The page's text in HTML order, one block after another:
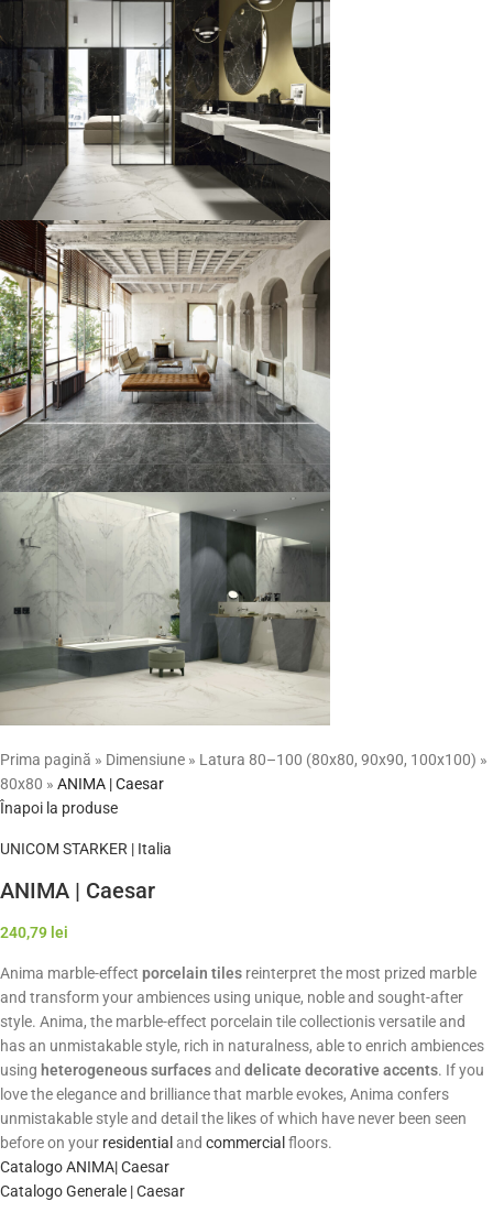
Prima pagină » Dimensiune » Latura 80–100 (80x80, 90x90, 100x100) »
80x80 » ANIMA | Caesar
Înapoi la produse
UNICOM STARKER | Italia
ANIMA | Caesar
240,79 lei
Anima marble-effect porcelain tiles reinterpret the most prized marble
and transform your ambiences using unique, noble and sought-after
style. Anima, the marble-effect porcelain tile collectionis versatile and
has an unmistakable style, rich in naturalness, able to enrich ambiences
using heterogeneous surfacesand delicate decorative accents. If you
love the elegance and brilliance that marble evokes, Anima confers
unmistakable style and detail the likes of which have never been seen
before on your residential and commercial floors.
Catalogo ANIMA| Caesar
Catalogo Generale | Caesar